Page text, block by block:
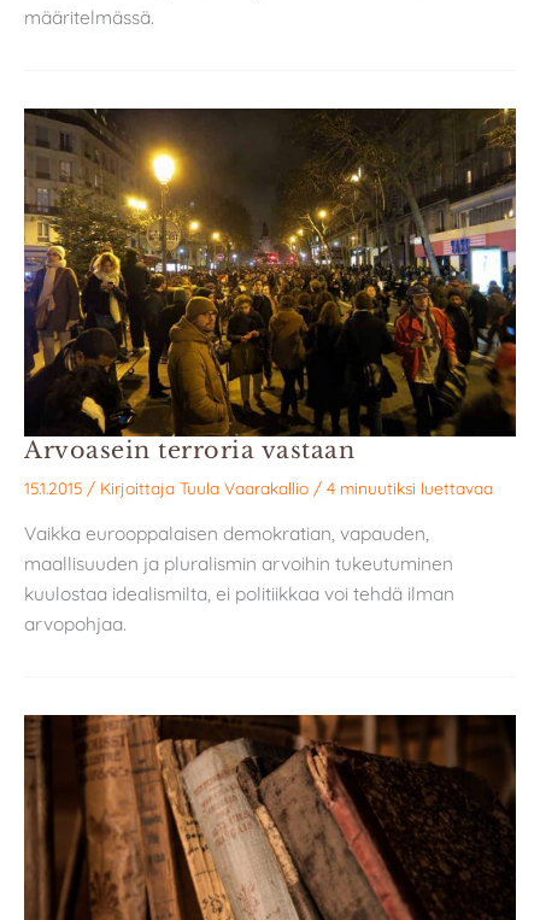
määritelmässä.
Arvoasein terroria vastaan
15.1.2015 / Kirjoittaja Tuula Vaarakallio / 4 minuutiksi luettavaa
Vaikka eurooppalaisen demokratian, vapauden,
maallisuuden ja pluralismin arvoihin tukeutuminen
kuulostaa idealismilta, ei politiikkaa voi tehdä ilman
arvopohjaa.